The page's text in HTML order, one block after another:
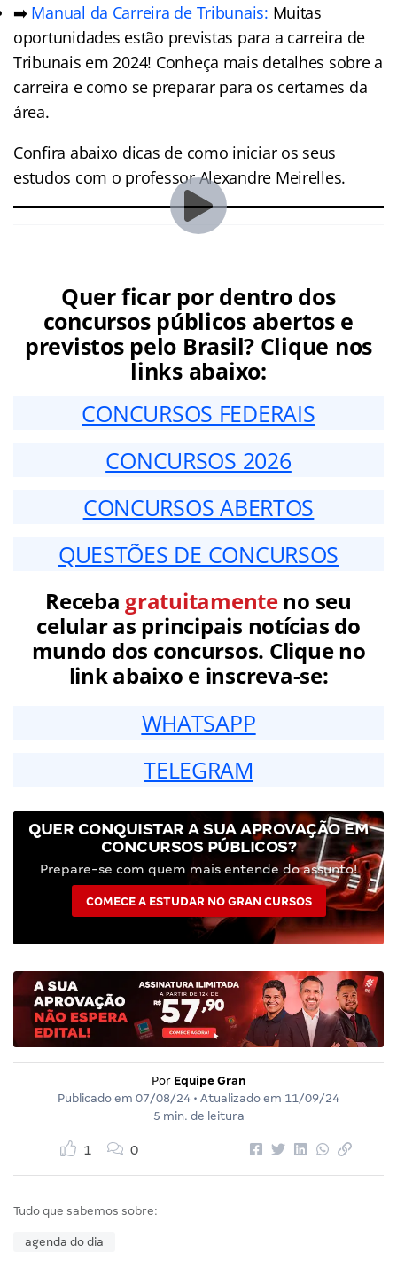
➡️ Manual da Carreira de Tribunais: Muitas
oportunidades estão previstas para a carreira de
Tribunais em 2024! Conheça mais detalhes sobre a
carreira e como se preparar para os certames da
área.
Confira abaixo dicas de como iniciar os seus
estudos com o professor Alexandre Meirelles.
Quer ficar por dentro dos
concursos públicos abertos e
previstos pelo Brasil? Clique nos
links abaixo:
CONCURSOS FEDERAIS
CONCURSOS 2026
CONCURSOS ABERTOS
QUESTÕES DE CONCURSOS
Receba gratuitamenteno seu
celular as principais notícias do
mundo dos concursos. Clique no
link abaixo e inscreva-se:
WHATSAPP
TELEGRAM
QUER CONQUISTAR A SUA APROVAÇÃO EM
CONCURSOS PÚBLICOS?
Prepare-se com quem mais entende do assunto!
COMECE A ESTUDAR NO GRAN CURSOS
Por Equipe Gran
Publicado em 07/08/24 • Atualizado em 11/09/24
5 min. de leitura
1 0
Tudo que sabemos sobre:
agenda do dia